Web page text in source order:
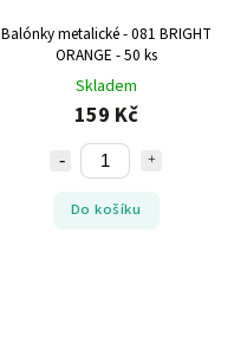
Balónky metalické - 081 BRIGHT
ORANGE - 50 ks
Skladem
159 Kč
Do košíku